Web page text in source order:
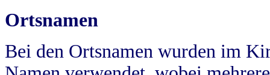
Ortsnamen
Bei den Ortsnamen wurden im